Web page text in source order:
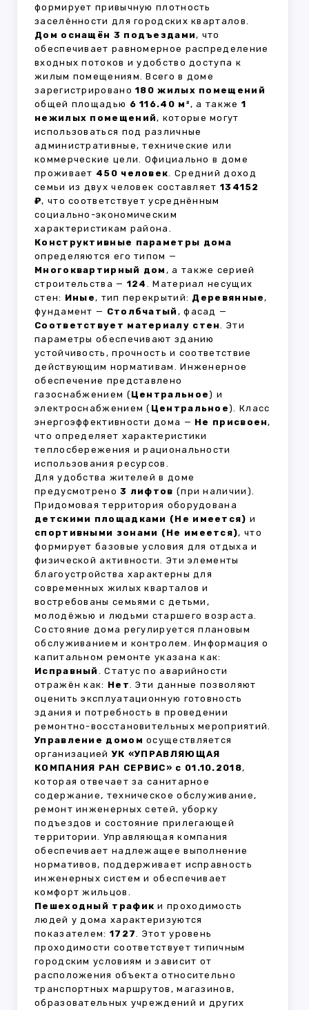
формирует привычную плотность
заселённости для городских кварталов.
Дом оснащён 3 подъездами, что
обеспечивает равномерное распределение
входных потоков и удобство доступа к
жилым помещениям. Всего в доме
зарегистрировано180 жилых помещений
общей площадью 6 116.40 м², а также 1
нежилых помещений, которые могут
использоваться под различные
административные, технические или
коммерческие цели. Официально в доме
проживает 450 человек. Средний доход
семьи из двух человек составляет 134152
₽, что соответствует усреднённым
социально-экономическим
характеристикам района.
Конструктивные параметры дома
определяются его типом —
Многоквартирный дом , а также серией
строительства — 124 . Материал несущих
стен: Иные, тип перекрытий: Деревянные,
фундамент — Столбчатый , фасад —
Соответствует материалу стен. Эти
параметры обеспечивают зданию
устойчивость, прочность и соответствие
действующим нормативам. Инженерное
обеспечение представлено
газоснабжением (Центральное) и
электроснабжением ( Центральное). Класс
энергоэффективности дома — Не присвоен,
что определяет характеристики
теплосбережения и рациональности
использования ресурсов.
Для удобства жителей в доме
предусмотрено3 лифтов (при наличии).
Придомовая территория оборудована
детскими площадками (Не имеется) и
спортивными зонами (Не имеется), что
формирует базовые условия для отдыха и
физической активности. Эти элементы
благоустройства характерны для
современных жилых кварталов и
востребованы семьями с детьми,
молодёжью и людьми старшего возраста.
Состояние дома регулируется плановым
обслуживанием и контролем. Информация о
капитальном ремонте указана как:
Исправный . Статус по аварийности
отражён как: Нет. Эти данные позволяют
оценить эксплуатационную готовность
здания и потребность в проведении
ремонтно-восстановительных мероприятий.
Управление домом осуществляется
организациейУК «УПРАВЛЯЮЩАЯ
КОМПАНИЯ РАН СЕРВИС» с 01.10.2018,
которая отвечает за санитарное
содержание, техническое обслуживание,
ремонт инженерных сетей, уборку
подъездов и состояние прилегающей
территории. Управляющая компания
обеспечивает надлежащее выполнение
нормативов, поддерживает исправность
инженерных систем и обеспечивает
комфорт жильцов.
Пешеходный трафик и проходимость
людей у дома характеризуются
показателем: 1727. Этот уровень
проходимости соответствует типичным
городским условиям и зависит от
расположения объекта относительно
транспортных маршрутов, магазинов,
образовательных учреждений и других